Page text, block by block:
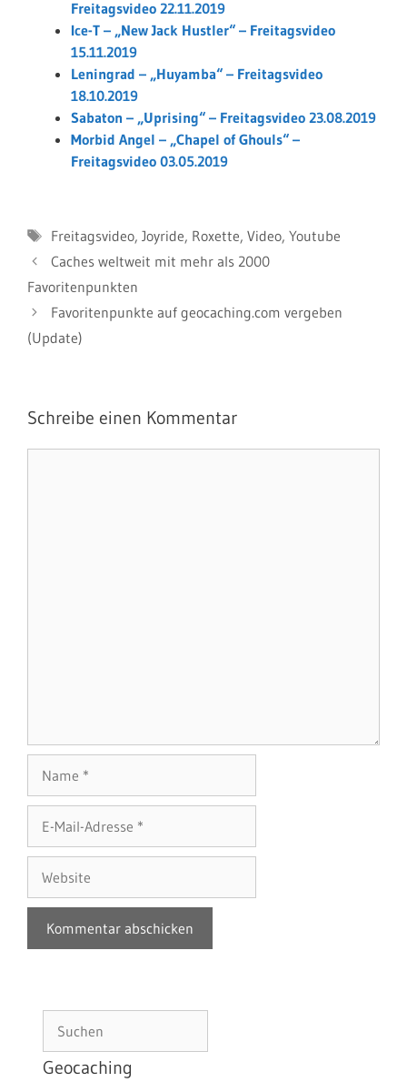
Freitagsvideo 22.11.2019
Ice-T – „New Jack Hustler“ – Freitagsvideo
15.11.2019
Leningrad – „Huyamba“ – Freitagsvideo
18.10.2019
Sabaton – „Uprising“ – Freitagsvideo 23.08.2019
Morbid Angel – „Chapel of Ghouls“ –
Freitagsvideo 03.05.2019
Schlagwörter
Freitagsvideo, Joyride, Roxette, Video, Youtube
Caches weltweit mit mehr als 2000
Favoritenpunkten
Favoritenpunkte auf geocaching.com vergeben
(Update)
Schreibe einen Kommentar
Mail-
Adresse
Geocaching